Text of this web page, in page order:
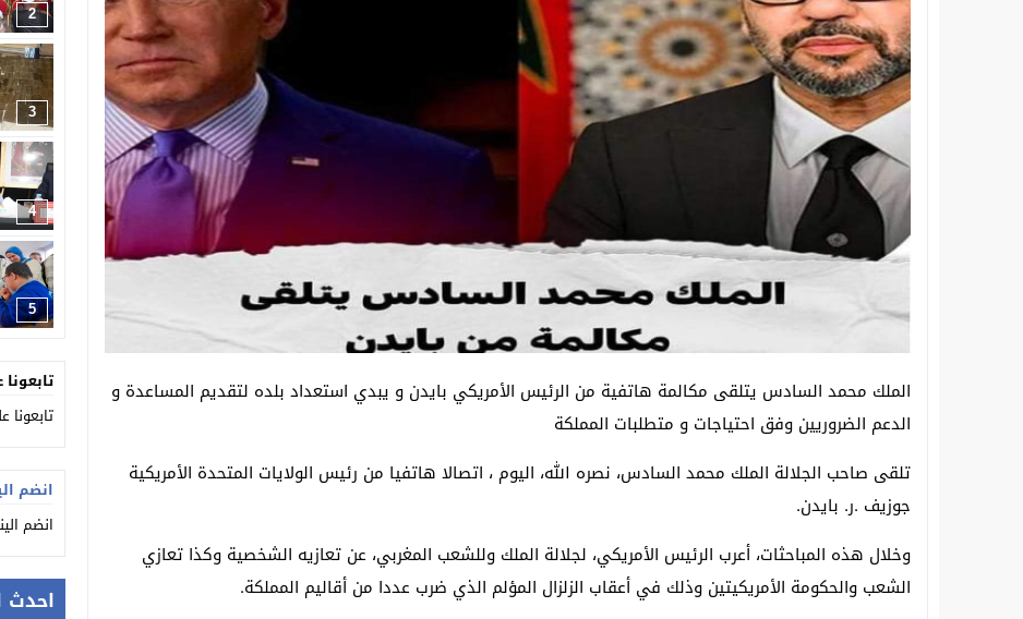
سقوط “معمل الموت” بسيدي بيبي.. الدرك يفكك شبكة تقطير “ماء الحياة” في مداهمة خاطفة
انطلاق دورة تكوينية في مجال الطاقات المتجددة بمنصة الشباب ببيوكرى.
الملك محمد السادس يتلقى مكالمة هاتفية من الرئيس الأمريكي بايدن و يبدي استعداد بلده لتقديم المساعدة و
الدعم الضروريين وفق احتياجات و متطلبات المملكة
تلقى صاحب الجلالة الملك محمد السادس، نصره الله، اليوم ، اتصالا هاتفيا من رئيس الولايات المتحدة الأمريكية
جوزيف .ر. بايدن.
وخلال هذه المباحثات، أعرب الرئيس الأمريكي، لجلالة الملك وللشعب المغربي، عن تعازيه الشخصية وكذا تعازي
الشعب والحكومة الأمريكيتين وذلك في أعقاب الزلزال المؤلم الذي ضرب عددا من أقاليم المملكة.
2
3
4
5
تابعونا
انضم
انضم
احدث